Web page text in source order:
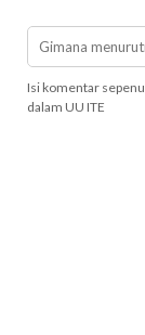
Isi komentar
dalam UU ITE